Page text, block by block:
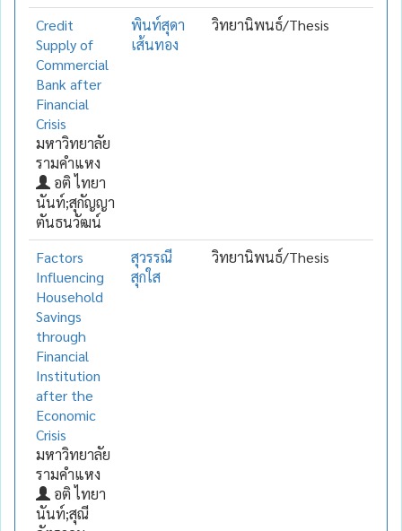
Credit
Supply of
Commercial
Bank after
Financial
Crisis
มหาวิทยาลัย
รามคำแหง
อติ ไทยา
นันท์;สุกัญญา
ตันธนวัฒน์
พินท์สุดา
เส้นทอง
วิทยานิพนธ์/Thesis
Factors
Influencing
Household
Savings
through
Financial
Institution
after the
Economic
Crisis
มหาวิทยาลัย
รามคำแหง
อติ ไทยา
นันท์;สุณี
สุวรรณี
สุกใส
วิทยานิพนธ์/Thesis